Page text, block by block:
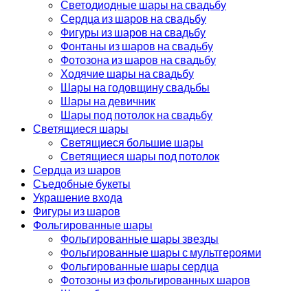
Светодиодные шары на свадьбу
Сердца из шаров на свадьбу
Фигуры из шаров на свадьбу
Фонтаны из шаров на свадьбу
Фотозона из шаров на свадьбу
Ходячие шары на свадьбу
Шары на годовщину свадьбы
Шары на девичник
Шары под потолок на свадьбу
Светящиеся шары
Светящиеся большие шары
Светящиеся шары под потолок
Сердца из шаров
Съедобные букеты
Украшение входа
Фигуры из шаров
Фольгированные шары
Фольгированные шары звезды
Фольгированные шары с мультгероями
Фольгированные шары сердца
Фотозоны из фольгированных шаров